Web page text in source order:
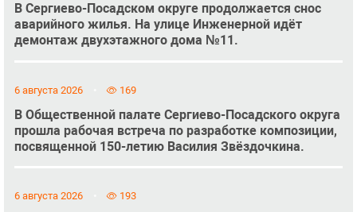
В Сергиево-Посадском округе продолжается снос
аварийного жилья. На улице Инженерной идёт
демонтаж двухэтажного дома №11.
6 августа 2026 169
В Общественной палате Сергиево-Посадского округа
прошла рабочая встреча по разработке композиции,
посвященной 150-летию Василия Звёздочкина.
6 августа 2026 193